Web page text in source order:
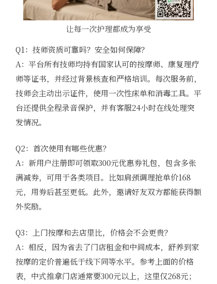
让每一次护理都成为享受
Q1：技师资质可靠吗？安全如何保障？
A：平台所有技师均持有国家认可的按摩师、康复理疗
师等证书，并经过背景核查和严格培训。每次服务前，
技师会主动出示证件，使用一次性床单和消毒工具。平
台还提供全程录音保护，并有客服24小时在线处理突
发情况。
Q2：首次使用有哪些优惠？
A：新用户注册即可领取300元优惠券礼包，包含多张
满减券，可用于各类项目。比如肩颈调理抢单价168
元，用券后甚至更低。此外，邀请好友双方都能获得额
外奖励。
Q3：上门按摩和去店里比，价格会不会更贵？
A：相反，因为省去了门店租金和中间成本，舒养到家
按摩的定价普遍低于线下同等水平。参考上面的价格
表，中式推拿门店通常要300元以上，这里仅268元；